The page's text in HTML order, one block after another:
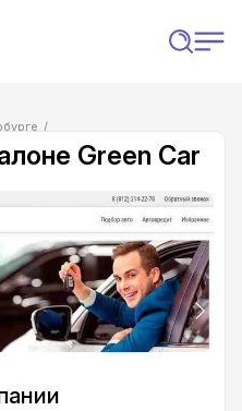
Green Car